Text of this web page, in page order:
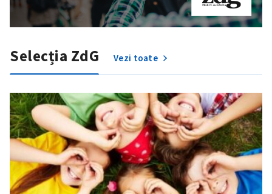
Selecția ZdG Vezi toate